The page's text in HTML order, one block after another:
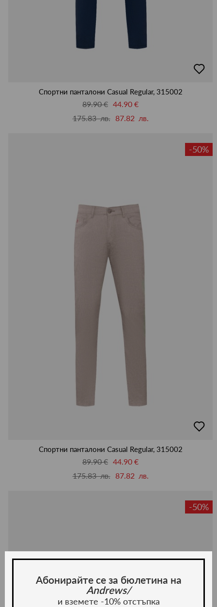
в
Спортни панталони Casual Regular, 315002
89.90 € 44.90 €
175.83 лв.
87.82 лв.
-50%
в
Спортни панталони Casual Regular, 315002
89.90 € 44.90 €
175.83 лв.
87.82 лв.
-50%
Абонирайте се за бюлетина на
Andrews/
и вземете -10% отстъпка